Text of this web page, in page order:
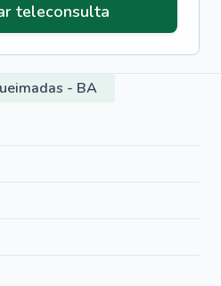
teleconsulta
- BA